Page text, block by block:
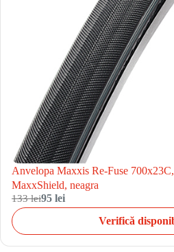
Anvelopa Maxxis Re-Fuse
MaxxShield, neagra
133 lei95 lei
Verifică